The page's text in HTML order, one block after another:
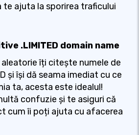
te ajuta la sporirea traficului
.LIMITED domain name
aleatorie îți citește numele de
și își dă seama imediat cu ce
ta, acesta este idealul!
confuzie și te asiguri că
cum îi poți ajuta cu afacerea